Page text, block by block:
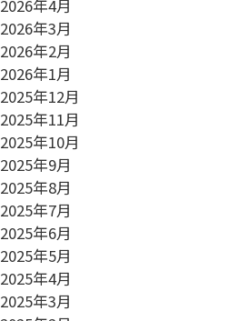
2026年4月
2026年3月
2026年2月
2026年1月
2025年12月
2025年11月
2025年10月
2025年9月
2025年8月
2025年7月
2025年6月
2025年5月
2025年4月
2025年3月